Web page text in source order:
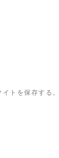
トを保存する。